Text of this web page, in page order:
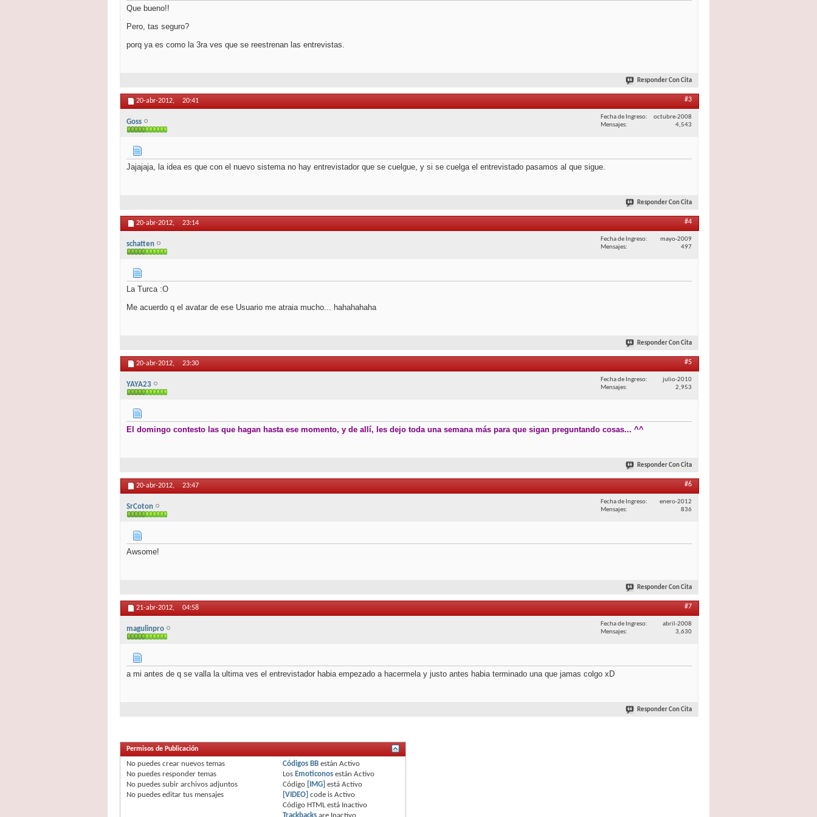
Que bueno!!
Pero, tas seguro?
porq ya es como la 3ra ves que se reestrenan las entrevistas.
Responder Con Cita
20-abr-2012, 20:41 #3
Goss
Fecha de Ingreso
octubre-2008
Mensajes
4,543
Jajajaja, la idea es que con el nuevo sistema no hay entrevistador que se cuelgue, y si se cuelga el entrevistado pasamos al que sigue.
Responder Con Cita
20-abr-2012, 23:14 #4
schatten
Fecha de Ingreso
mayo-2009
Mensajes
497
La Turca :O
Me acuerdo q el avatar de ese Usuario me atraia mucho... hahahahaha
Responder Con Cita
20-abr-2012, 23:30 #5
YAYA23
Fecha de Ingreso
julio-2010
Mensajes
2,953
El domingo contesto las que hagan hasta ese momento, y de allí, les dejo toda una semana más para que sigan preguntando cosas... ^^
Responder Con Cita
20-abr-2012, 23:47 #6
SrCoton
Fecha de Ingreso
enero-2012
Mensajes
836
Awsome!
Responder Con Cita
21-abr-2012, 04:58 #7
magulinpro
Fecha de Ingreso
abril-2008
Mensajes
3,630
a mi antes de q se valla la ultima ves el entrevistador habia empezado a hacermela y justo antes habia terminado una que jamas colgo xD
Responder Con Cita
Permisos de Publicación
No puedes crear nuevos temas
No puedes responder temas
No puedes subir archivos adjuntos
No puedes editar tus mensajes
Códigos BBestán Activo
Los Emoticonosestán Activo
Código
[IMG] está Activo
[VIDEO] code is Activo
Código HTML está Inactivo